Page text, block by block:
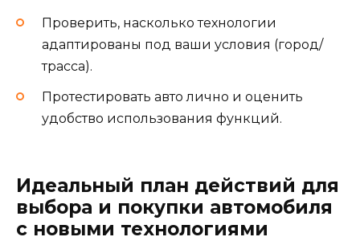
Проверить, насколько технологии
адаптированы под ваши условия (город/
трасса).
Протестировать авто лично и оценить
удобство использования функций.
Идеальный план действий для
выбора и покупки автомобиля
с новыми технологиями